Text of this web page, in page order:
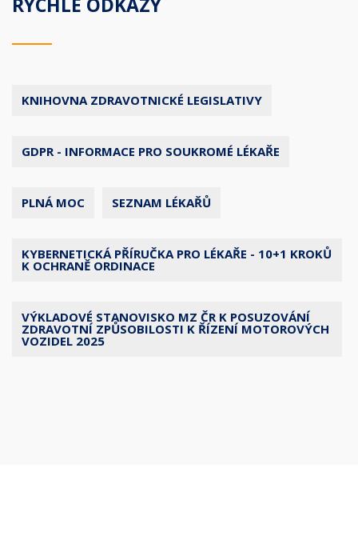
KNIHOVNA ZDRAVOTNICKÉ LEGISLATIVY
GDPR - INFORMACE PRO SOUKROMÉ LÉKAŘE
PLNÁ MOC SEZNAM LÉKAŘŮ
KYBERNETICKÁ PŘÍRUČKA PRO LÉKAŘE - 10+1 KROKŮ
K OCHRANĚ ORDINACE
VÝKLADOVÉ STANOVISKO MZ ČR K POSUZOVÁNÍ
ZDRAVOTNÍ ZPŮSOBILOSTI K ŘÍZENÍ MOTOROVÝCH
VOZIDEL 2025